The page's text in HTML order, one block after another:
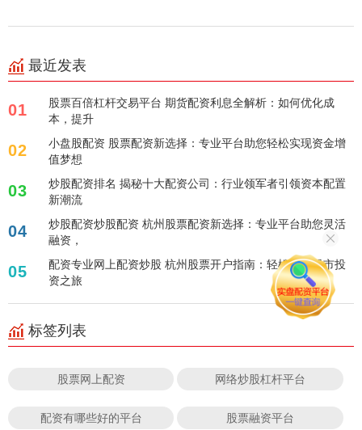
最近发表
01
股票百倍杠杆交易平台 期货配资利息全解析：如何优化成
本，提升
02
小盘股配资 股票配资新选择：专业平台助您轻松实现资金增
值梦想
03
炒股配资排名 揭秘十大配资公司：行业领军者引领资本配置
新潮流
04
炒股配资炒股配资 杭州股票配资新选择：专业平台助您灵活
融资，
05
配资专业网上配资炒股 杭州股票开户指南：轻松开启股市投
资之旅
标签列表
股票网上配资 网络炒股杠杆平台
配资有哪些好的平台 股票融资平台